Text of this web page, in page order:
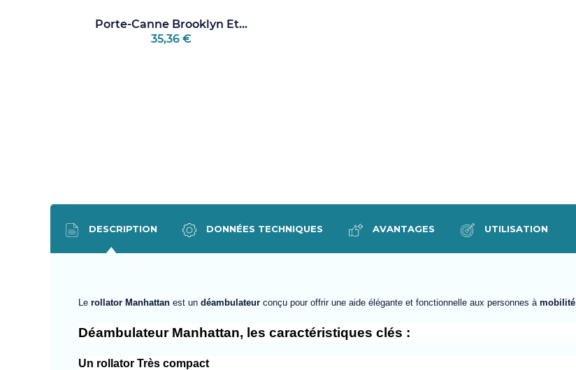
Porte-Canne Brooklyn Et...
35,36 €
DESCRIPTION DONNÉES TECHNIQUES AVANTAGES UTILISATION
Le rollator Manhattan est un déambulateur conçu pour offrir une aide élégante et fonctionnelle aux personnes à mobilité
Déambulateur Manhattan, les caractéristiques clés :
Un rollator Très compact